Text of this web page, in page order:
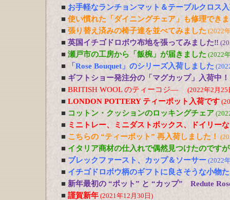
■ お手軽なランチョンマット＆テーブルクロス
■ 使い慣れた「ダイニングチェア」も修理でき
■ 張り替え済みの椅子達を並べてみました (2022
■ 英国イチゴドロボウ布地を張ってみました‼
■ 瀬戸市の工房から「飯椀」が届きました (2022
■ 「Rose Bouquet」のシリーズ入荷しました
■ ギフトショー発注分の「マグカップ」入荷中！
■ BRITISH WOOL のティーコジ― (2022年2月25
■ LONDON POTTERY ティーポット入荷です
■ コットン・クッションのロッキングチェア
■ ミニトレー、ミニダストボックス、ドイリー
■ こちらの “ティーポット” 再入荷しました！
■ イタリア商材の仕入れで偶然見つけたのです
■ ブレックファースト、カップ＆ソーサー (2022
■ イチゴドロボウ柄のギフトに良さそうな小物
■ 新年最初の “ポット” と “カップ” Redute
■ 謹賀新年 (2021年12月30日)